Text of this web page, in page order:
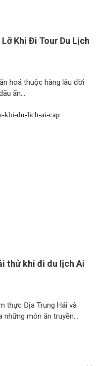
Khi Đi Tour Du Lịch
hoá thuộc hàng lâu đời
ấn...
thử khi đi du lịch Ai
thực Địa Trung Hải và
những món ăn truyền...